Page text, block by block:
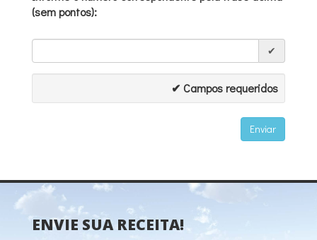
(sem pontos):
✔
✔ Campos requeridos
ENVIE SUA RECEITA!